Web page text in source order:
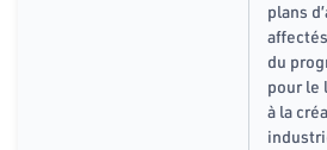
plans
du
pour le
à la